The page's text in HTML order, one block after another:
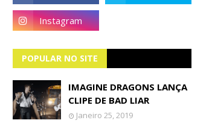
POPULAR NO SITE
IMAGINE DRAGONS LANÇA
CLIPE DE BAD LIAR
Janeiro 25, 2019